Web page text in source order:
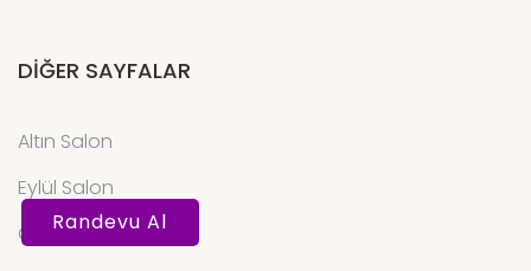
Randevu Al
DIĞER SAYFALAR
Altın Salon
Eylül Salon
Gümüş Salon